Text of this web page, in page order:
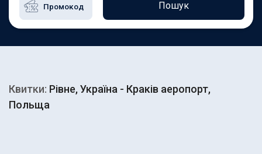
Пошук
Квитки: Рівне, Україна - Краків аеропорт,
Польща